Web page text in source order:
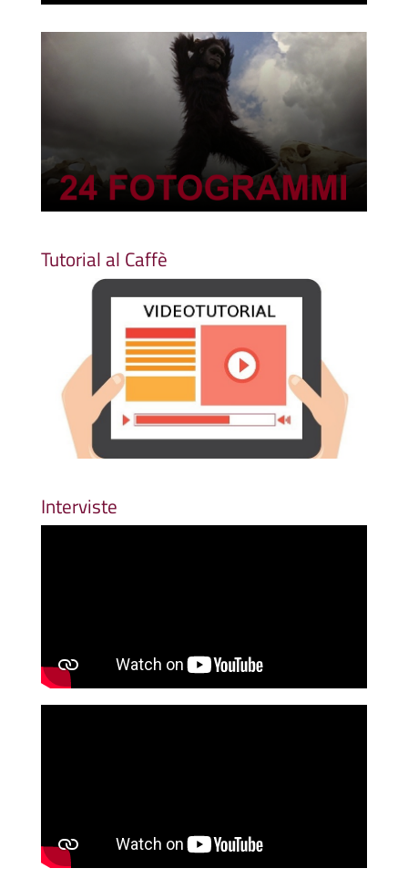
Tutorial al Caffè
Interviste